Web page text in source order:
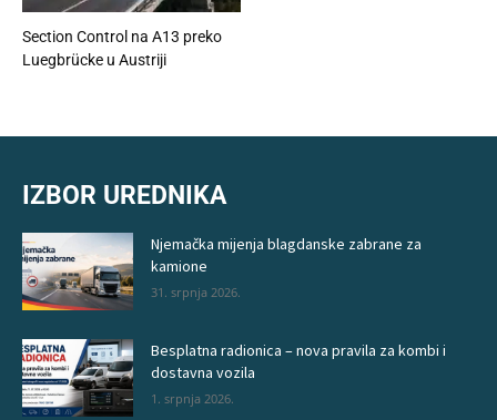
Section Control na A13 preko
Luegbrücke u Austriji
IZBOR UREDNIKA
Njemačka mijenja blagdanske zabrane za
kamione
31. srpnja 2026.
Besplatna radionica – nova pravila za kombi i
dostavna vozila
1. srpnja 2026.